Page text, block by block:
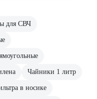
для СВЧ
Чайники 1 литр
в носике